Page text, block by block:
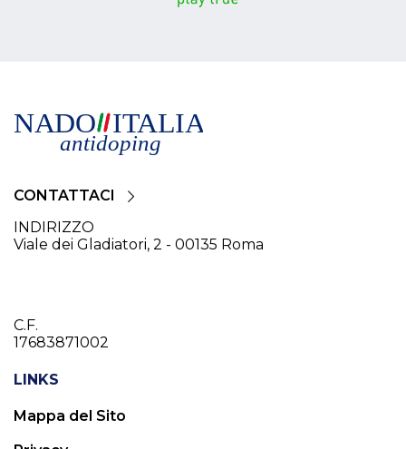
CONTATTACI
INDIRIZZO
Viale dei Gladiatori, 2 - 00135 Roma
C.F.
17683871002
LINKS
Mappa del Sito